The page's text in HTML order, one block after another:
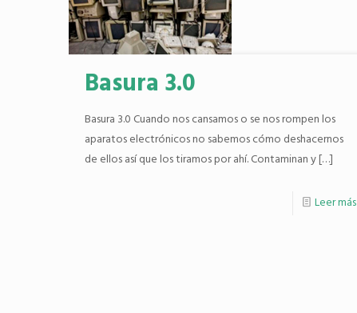
Basura 3.0
Basura 3.0 Cuando nos cansamos o se nos rompen los
aparatos electrónicos no sabemos cómo deshacernos
de ellos así que los tiramos por ahí. Contaminan y[…]
Leer más